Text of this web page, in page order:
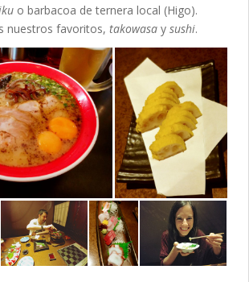
o barbacoa de ternera local (Higo).
nuestros favoritos, takowasa y sushi.